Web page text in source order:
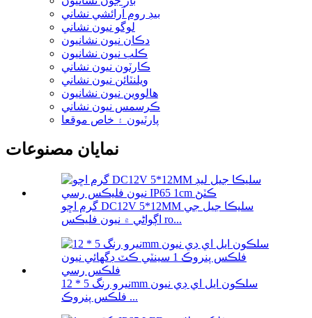
بيڊ روم آرائشي نشاني
لوگو نيون نشاني
دڪان نيون نشانيون
ڪلب نيون نشانيون
ڪارٽون نيون نشاني
ويلنٽائن نيون نشاني
هالووین نيون نشانيون
ڪرسمس نيون نشاني
پارٽيون ۽ خاص موقعا
نمايان مصنوعات
گرم اڇو DC12V 5*12MM سليڪا جيل جي
اڳواڻي ۾ نيون فليڪس ro...
نيرو رنگ 5 * 12mm سلڪون ايل اي ڊي نيون
فلڪس پنروڪ ...